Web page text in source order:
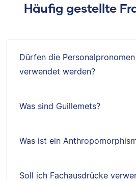
Häufig gestellte
Dürfen die Personalpronomen
verwendet werden?
Was sind Guillemets?
Was ist ein
Soll ich Fachausdrücke